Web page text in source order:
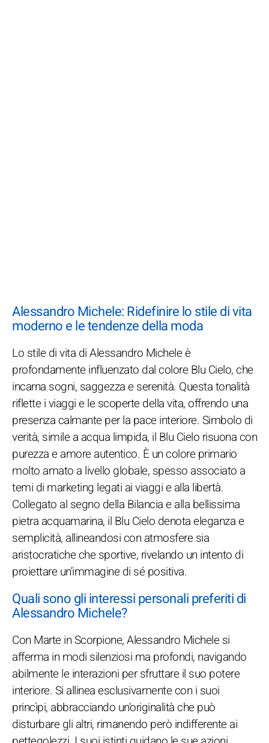
Alessandro Michele: Ridefinire lo stile di vita
moderno e le tendenze della moda
Lo stile di vita di Alessandro Michele è
profondamente influenzato dal colore Blu Cielo, che
incarna sogni, saggezza e serenità. Questa tonalità
riflette i viaggi e le scoperte della vita, offrendo una
presenza calmante per la pace interiore. Simbolo di
verità, simile a acqua limpida, il Blu Cielo risuona con
purezza e amore autentico. È un colore primario
molto amato a livello globale, spesso associato a
temi di marketing legati ai viaggi e alla libertà.
Collegato al segno della Bilancia e alla bellissima
pietra acquamarina, il Blu Cielo denota eleganza e
semplicità, allineandosi con atmosfere sia
aristocratiche che sportive, rivelando un intento di
proiettare un'immagine di sé positiva.
Quali sono gli interessi personali preferiti di
Alessandro Michele?
Con Marte in Scorpione, Alessandro Michele si
afferma in modi silenziosi ma profondi, navigando
abilmente le interazioni per sfruttare il suo potere
interiore. Si allinea esclusivamente con i suoi
princìpi, abbracciando un'originalità che può
disturbare gli altri, rimanendo però indifferente ai